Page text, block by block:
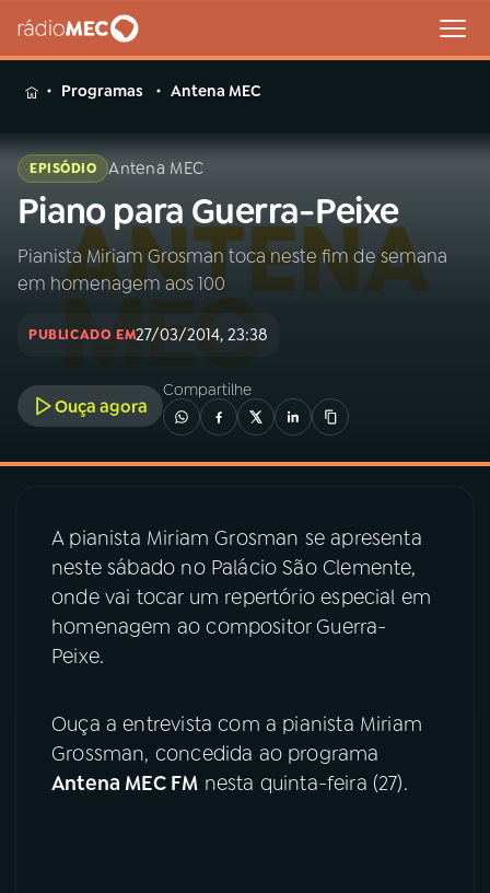
MENU
Buscar
na
Rádio
MEC
Buscar
Início
INÍCIO
02A RÁDIO
03PROGRAMAÇÃO
06VIDEOCASTS
Programas Antena MEC
EPISÓDIO Antena MEC
Piano para Guerra-Peixe
Pianista Miriam Grosman toca neste fim de semana
em homenagem aos 100
PUBLICADO EM27/03/2014, 23:38
Ouça agora
Compartilhe
A pianista Miriam Grosman se apresenta
neste sábado no Palácio São Clemente,
onde vai tocar um repertório especial em
homenagem ao compositor Guerra-
Peixe.
Ouça a entrevista com a pianista Miriam
Grossman, concedida ao programa
Antena MEC FM nesta quinta-feira (27).